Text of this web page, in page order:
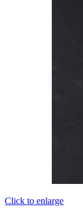
Click to enlarge